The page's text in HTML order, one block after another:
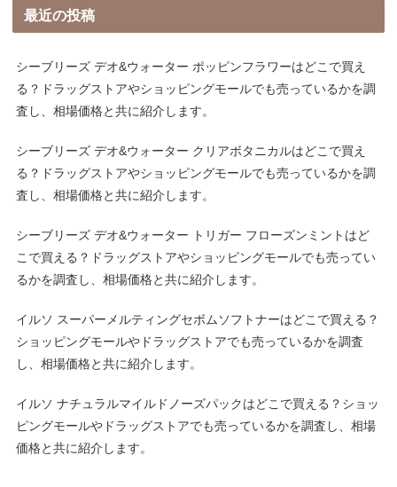
最近の投稿
シーブリーズ デオ&ウォーター ポッピンフラワーはどこで買え
る？ドラッグストアやショッピングモールでも売っているかを調
査し、相場価格と共に紹介します。
シーブリーズ デオ&ウォーター クリアボタニカルはどこで買え
る？ドラッグストアやショッピングモールでも売っているかを調
査し、相場価格と共に紹介します。
シーブリーズ デオ&ウォーター トリガー フローズンミントはど
こで買える？ドラッグストアやショッピングモールでも売ってい
るかを調査し、相場価格と共に紹介します。
イルソ スーパーメルティングセボムソフトナーはどこで買える？
ショッピングモールやドラッグストアでも売っているかを調査
し、相場価格と共に紹介します。
イルソ ナチュラルマイルドノーズパックはどこで買える？ショッ
ピングモールやドラッグストアでも売っているかを調査し、相場
価格と共に紹介します。